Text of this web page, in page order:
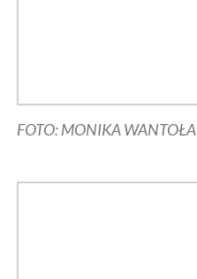
FOTO: MONIKA WANTOŁA